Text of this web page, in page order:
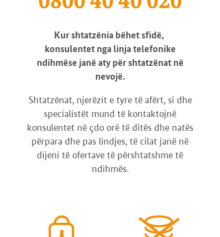
Kur shtatzënia bëhet sfidë,
konsulentet nga linja telefonike
ndihmëse janë aty për shtatzënat në
nevojë.
Shtatzënat, njerëzit e tyre të afërt, si dhe
specialistët mund të kontaktojnë
konsulentet në çdo orë të ditës dhe natës
përpara dhe pas lindjes, të cilat janë në
dijeni të ofertave të përshtatshme të
ndihmës.